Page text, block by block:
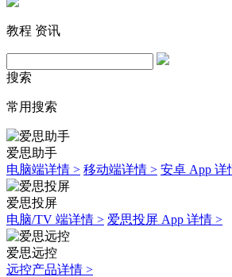
教程 资讯
搜索
常用搜索
爱思助手
电脑端详情 > 移动端详情 > 安卓 App 详
爱思投屏
电脑/TV 端详情 > 爱思投屏 App 详情 >
爱思远控
远控产品详情 >